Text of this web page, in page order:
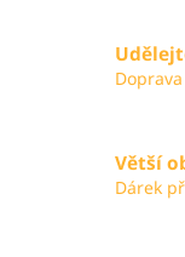
Větší
Dárek